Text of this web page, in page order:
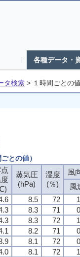
各種データ・
タ検索 > １時間ごとの
との値）
蒸気圧
(hPa)
湿度
(％)
風
風
8.5 72
8.3 71
8.3 72
8.2 71
8.1 72
8.1 72